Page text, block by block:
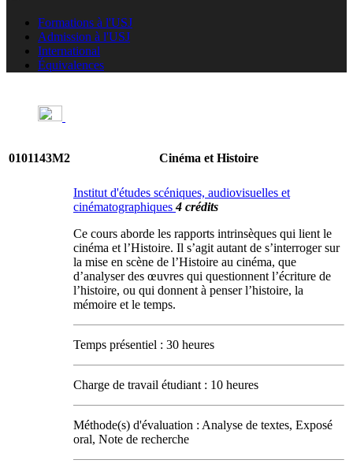
Formations à l'USJ
Admission à l'USJ
International
Équivalences
0101143M2 Cinéma et Histoire
Institut d'études scéniques, audiovisuelles et
cinématographiques4 crédits
Ce cours aborde les rapports intrinsèques qui lient le
cinéma et l’Histoire. Il s’agit autant de s’interroger sur
la mise en scène de l’Histoire au cinéma, que
d’analyser des œuvres qui questionnent l’écriture de
l’histoire, ou qui donnent à penser l’histoire, la
mémoire et le temps.
Temps présentiel : 30 heures
Charge de travail étudiant : 10 heures
Méthode(s) d'évaluation : Analyse de textes, Exposé
oral, Note de recherche